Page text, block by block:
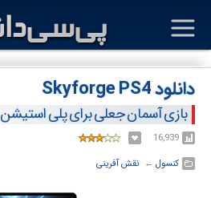
دانلود Skyforge PS4
بازی آسمان جعلی برای پلی استیشن 4
16,939
کنسول ← ‏ نقش آفرینی